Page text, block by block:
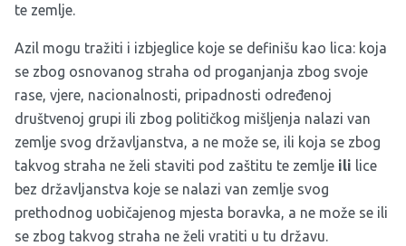
te zemlje.
Azil mogu tražiti i izbjeglice koje se definišu kao lica: koja
se zbog osnovanog straha od proganjanja zbog svoje
rase, vjere, nacionalnosti, pripadnosti određenoj
društvenoj grupi ili zbog političkog mišljenja nalazi van
zemlje svog državljanstva, a ne može se, ili koja se zbog
takvog straha ne želi staviti pod zaštitu te zemlje ili lice
bez državljanstva koje se nalazi van zemlje svog
prethodnog uobičajenog mjesta boravka, a ne može se ili
se zbog takvog straha ne želi vratiti u tu državu.